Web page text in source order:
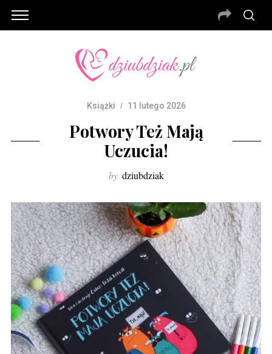
Książki 11 lutego 2026
Potwory Też Mają
Uczucia!
by dziubdziak